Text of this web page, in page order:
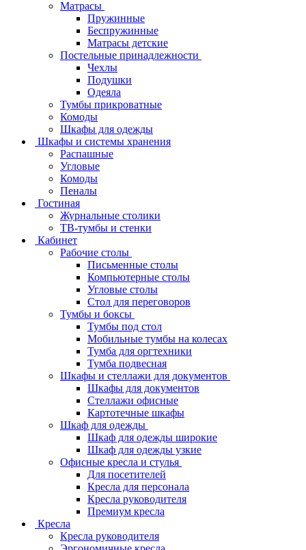
Матрасы
Пружинные
Беспружинные
Матрасы детские
Постельные принадлежности
Чехлы
Подушки
Одеяла
Тумбы прикроватные
Комоды
Шкафы для одежды
Шкафы и системы хранения
Распашные
Угловые
Комоды
Пеналы
Гостиная
Журнальные столики
ТВ‑тумбы и стенки
Кабинет
Рабочие столы
Письменные столы
Компьютерные столы
Угловые столы
Стол для переговоров
Тумбы и боксы
Тумбы под стол
Мобильные тумбы на колесах
Тумба для оргтехники
Тумба подвесная
Шкафы и стеллажи для документов
Шкафы для документов
Стеллажи офисные
Картотечные шкафы
Шкаф для одежды
Шкаф для одежды широкие
Шкаф для одежды узкие
Офисные кресла и стулья
Для посетителей
Кресла для персонала
Кресла руководителя
Премиум кресла
Кресла
Кресла руководителя